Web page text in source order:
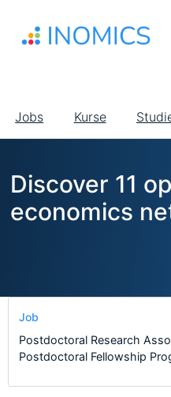
Inhalt
Main
navigation
Jobs Kurse
Discover 11
economics
Job
Postdoctoral Research
Postdoctoral Fellowship